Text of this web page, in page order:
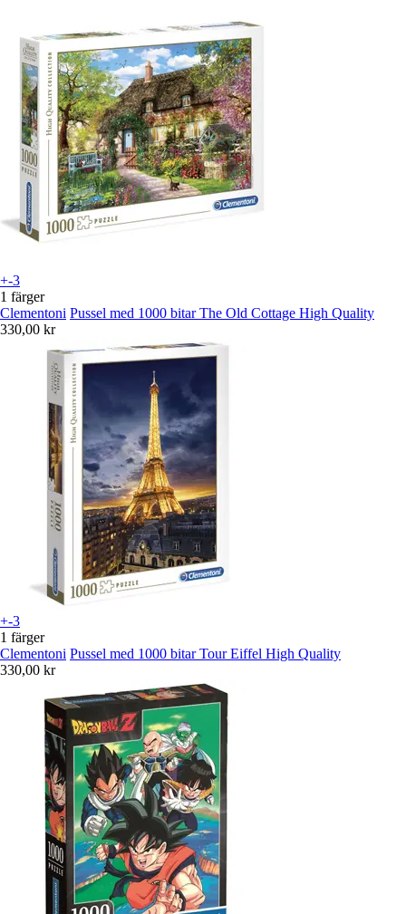
+-3
1 färger
Clementoni Pussel med 1000 bitar The Old Cottage High Quality
330,00 kr
+-3
1 färger
Clementoni Pussel med 1000 bitar Tour Eiffel High Quality
330,00 kr